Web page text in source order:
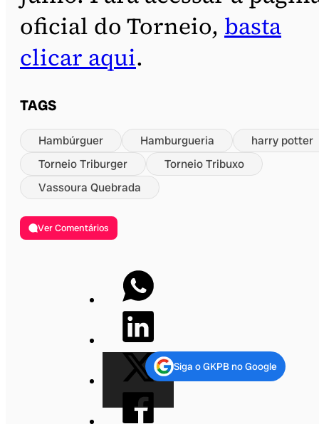
oficial do Torneio, basta
clicar aqui.
TAGS
Hambúrguer Hamburgueria
harry potter
Torneio Triburger
Torneio Tribuxo
Vassoura Quebrada
Ver Comentários
Siga o GKPB no Google